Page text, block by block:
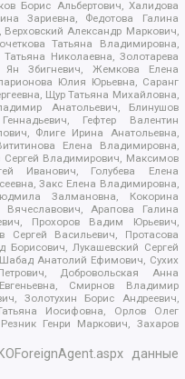
Борис Альбертович, Халидова
Зариевна, Федотова Галина
Александр Маркович,
Татьяна Владимировна,
Николаевна, Золотарева
Ян Збигневич, Жемкова Елена
Юлия Юрьевна, Саранг
Щур Татьяна Михайловна,
Анатольевич, Блинушов
Гефтер Валентин
Флиге Ирина Анатольевна,
Елена Владимировна,
Сергей Владимирович, Максимов
Иванович, Голубева Елена
Закс Елена Владимировна,
Залмановна, Кокорина
Арапова Галина
Прохоров Вадим Юрьевич,
Васильевич, Протасова
Борисович, Лукашевский Сергей
Анатолий Ефимович, Сухих
Добровольская Анна
Смирнов Владимир
Золотухин Борис Андреевич,
Иосифовна, Орлов Олег
Генри Маркович, Захаров
данные